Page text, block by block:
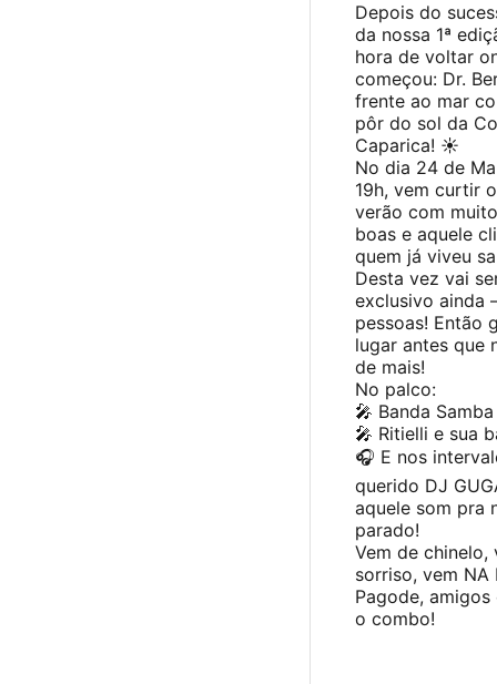
Depois do
da nossa 1ª
hora de voltar
começou: Dr.
frente ao mar
pôr do sol da
Caparica! ☀️
No dia 24 de
19h, vem curtir
verão com
boas e aquele
quem já viveu
Desta vez vai
exclusivo ainda
pessoas! Então
lugar antes que
de mais!
No palco:
🎤 Banda
🎤 Ritielli e sua
🎧 E nos
querido DJ
aquele som pra
parado!
Vem de chinelo,
sorriso, vem NA
Pagode,
o combo!